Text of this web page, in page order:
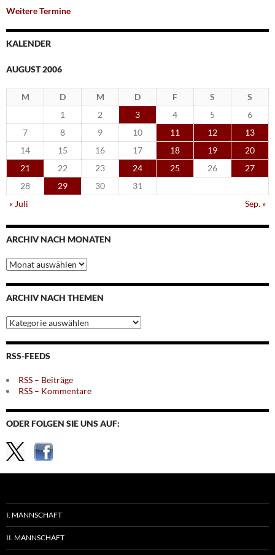
Weitere Termine
KALENDER
AUGUST 2006
M D M D F S
S
1
2 3 4 5
6
7
8 9 10 11 12
13
14
15 16 17 18 19
20
21
22 23 24 25 26
27
28
29 30
31
« Juli
Sep. »
ARCHIV NACH MONATEN
Archiv
nach
Monaten
ARCHIV NACH THEMEN
Archiv
nach
Themen
RSS-FEEDS
RSS – Beiträge
RSS – Kommentare
ODER FOLGEN SIE UNS AUF:
I. MANNSCHAFT
II. MANNSCHAFT